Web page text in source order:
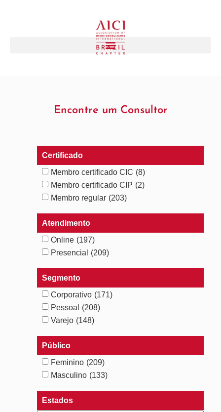
Encontre um Consultor
Certificado
Membro certificado CIC (8)
Membro certificado CIP (2)
Membro regular (203)
Atendimento
Online (197)
Presencial
(209)
Segmento
Corporativo (171)
Pessoal
(208)
Varejo (148)
Público
Feminino (209)
Masculino (133)
Estados